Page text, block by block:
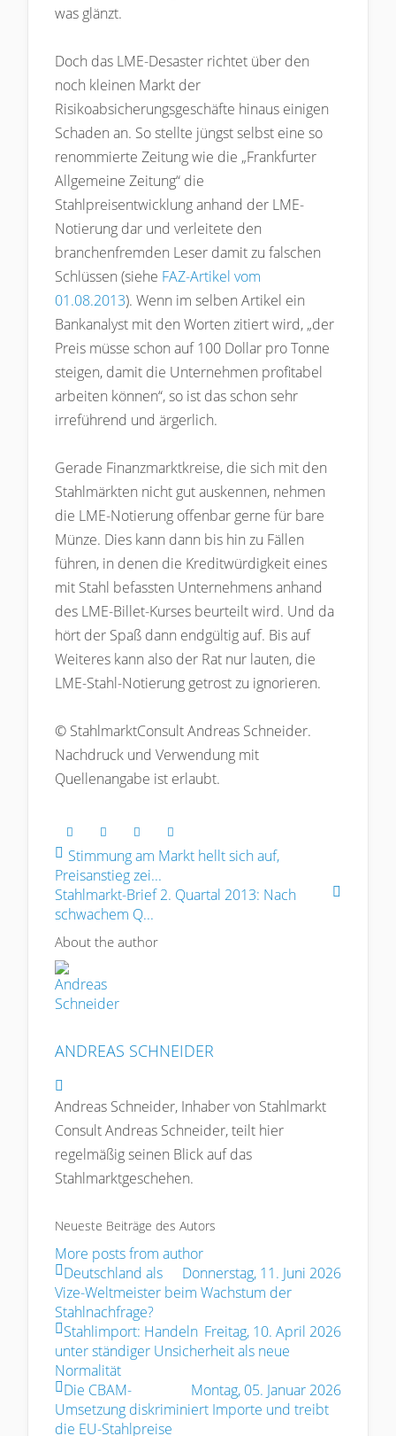
was glänzt.
Doch das LME-Desaster richtet über den
noch kleinen Markt der
Risikoabsicherungsgeschäfte hinaus einigen
Schaden an. So stellte jüngst selbst eine so
renommierte Zeitung wie die „Frankfurter
Allgemeine Zeitung“ die
Stahlpreisentwicklung anhand der LME-
Notierung dar und verleitete den
branchenfremden Leser damit zu falschen
Schlüssen (siehe FAZ-Artikel vom
01.08.2013). Wenn im selben Artikel ein
Bankanalyst mit den Worten zitiert wird, „der
Preis müsse schon auf 100 Dollar pro Tonne
steigen, damit die Unternehmen profitabel
arbeiten können“, so ist das schon sehr
irreführend und ärgerlich.
Gerade Finanzmarktkreise, die sich mit den
Stahlmärkten nicht gut auskennen, nehmen
die LME-Notierung offenbar gerne für bare
Münze. Dies kann dann bis hin zu Fällen
führen, in denen die Kreditwürdigkeit eines
mit Stahl befassten Unternehmens anhand
des LME-Billet-Kurses beurteilt wird. Und da
hört der Spaß dann endgültig auf. Bis auf
Weiteres kann also der Rat nur lauten, die
LME-Stahl-Notierung getrost zu ignorieren.
© StahlmarktConsult Andreas Schneider.
Nachdruck und Verwendung mit
Quellenangabe ist erlaubt.
Stimmung am Markt hellt sich auf,
Preisanstieg zei...
Stahlmarkt-Brief 2. Quartal 2013: Nach
schwachem Q...
About the author
ANDREAS SCHNEIDER
Andreas Schneider, Inhaber von Stahlmarkt
Consult Andreas Schneider, teilt hier
regelmäßig seinen Blick auf das
Stahlmarktgeschehen.
Neueste Beiträge des Autors
More posts from author
Donnerstag, 11. Juni 2026
Deutschland als
Vize-Weltmeister beim Wachstum der
Stahlnachfrage?
Freitag, 10. April 2026
Stahlimport: Handeln
unter ständiger Unsicherheit als neue
Normalität
Montag, 05. Januar 2026
Die CBAM-
Umsetzung diskriminiert Importe und treibt
die EU-Stahlpreise